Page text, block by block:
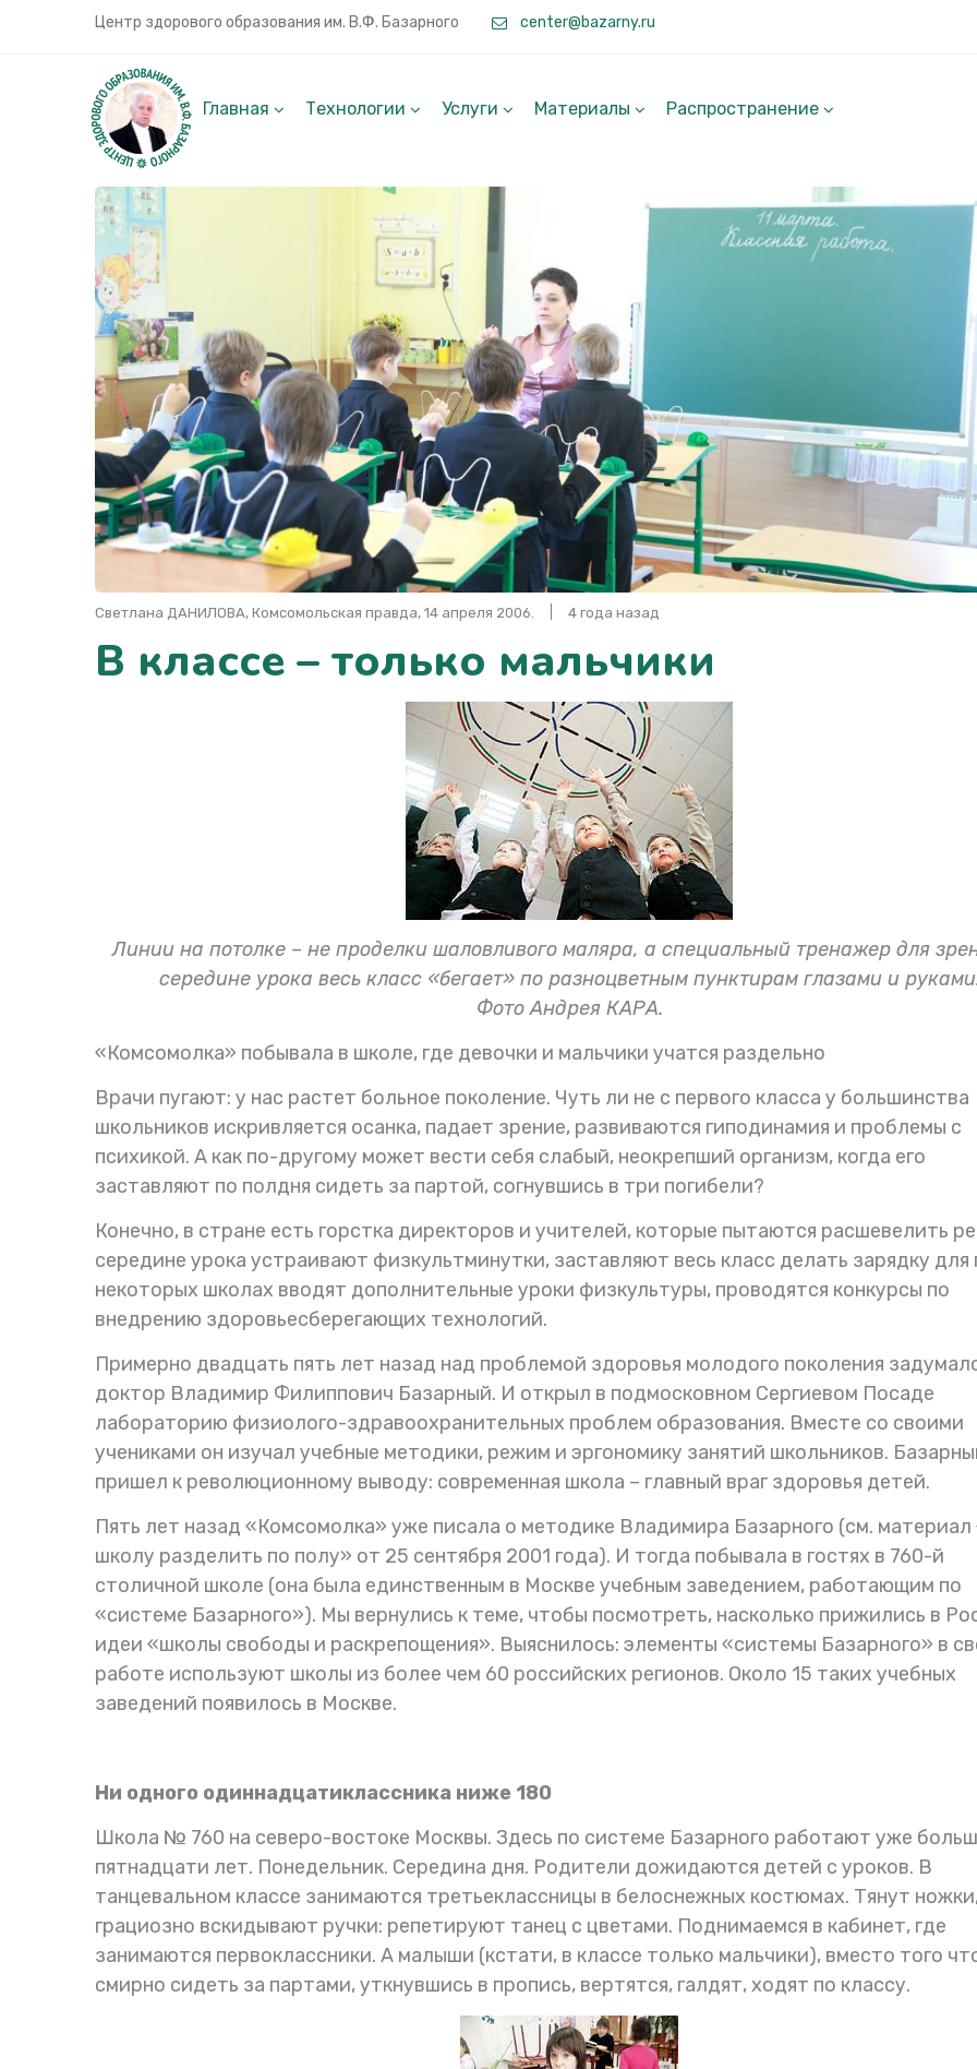
Центр здорового образования им. В.Ф. Базарного center@bazarny.ru
Главная Технологии Услуги Материалы Распространение
Светлана ДАНИЛОВА, Комсомольская правда, 14 апреля 2006. 4 года назад
В классе – только мальчики
Линии на потолке – не проделки шаловливого маляра, а специальный тренажер для
середине урока весь класс «бегает» по разноцветным пунктирам глазами и
Фото Андрея КАРА.
«Комсомолка» побывала в школе, где девочки и мальчики учатся раздельно
Врачи пугают: у нас растет больное поколение. Чуть ли не с первого класса у большинства
школьников искривляется осанка, падает зрение, развиваются гиподинамия и проблемы с
психикой. А как по-другому может вести себя слабый, неокрепший организм, когда его
заставляют по полдня сидеть за партой, согнувшись в три погибели?
Конечно, в стране есть горстка директоров и учителей, которые пытаются расшевелить
середине урока устраивают физкультминутки, заставляют весь класс делать зарядку для
некоторых школах вводят дополнительные уроки физкультуры, проводятся конкурсы по
внедрению здоровьесберегающих технологий.
Примерно двадцать пять лет назад над проблемой здоровья молодого поколения
доктор Владимир Филиппович Базарный. И открыл в подмосковном Сергиевом Посаде
лабораторию физиолого-здравоохранительных проблем образования. Вместе со своими
учениками он изучал учебные методики, режим и эргономику занятий школьников.
пришел к революционному выводу: современная школа – главный враг здоровья детей.
Пять лет назад «Комсомолка» уже писала о методике Владимира Базарного (см.
школу разделить по полу» от 25 сентября 2001 года). И тогда побывала в гостях в 760-й
столичной школе (она была единственным в Москве учебным заведением, работающим по
«системе Базарного»). Мы вернулись к теме, чтобы посмотреть, насколько прижились в
идеи «школы свободы и раскрепощения». Выяснилось: элементы «системы Базарного» в
работе используют школы из более чем 60 российских регионов. Около 15 таких учебных
заведений появилось в Москве.
Ни одного одиннадцатиклассника ниже 180
Школа № 760 на северо-востоке Москвы. Здесь по системе Базарного работают уже
пятнадцати лет. Понедельник. Середина дня. Родители дожидаются детей с уроков. В
танцевальном классе занимаются третьеклассницы в белоснежных костюмах. Тянут
грациозно вскидывают ручки: репетируют танец с цветами. Поднимаемся в кабинет, где
занимаются первоклассники. А малыши (кстати, в классе только мальчики), вместо того
смирно сидеть за партами, уткнувшись в пропись, вертятся, галдят, ходят по классу.
Базарного